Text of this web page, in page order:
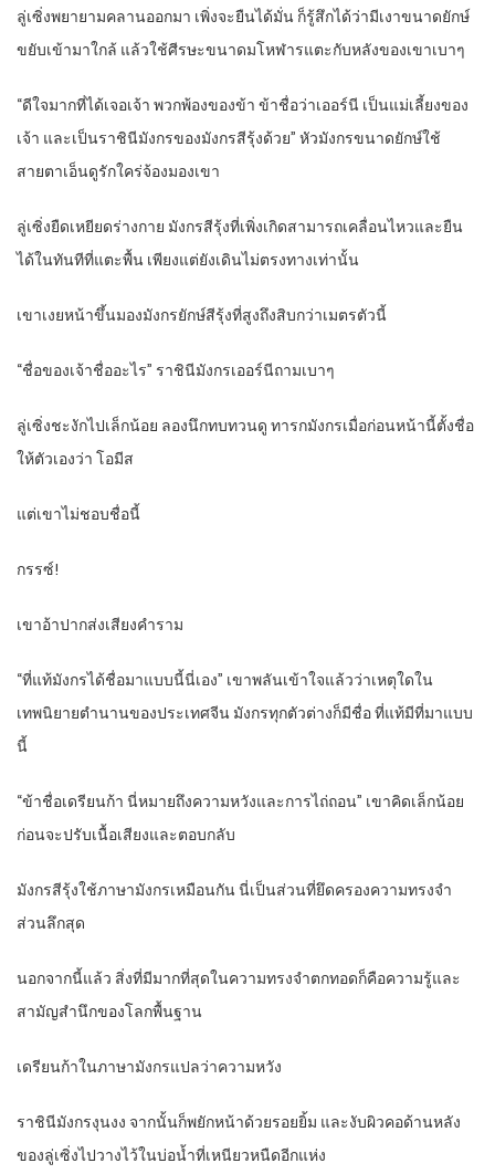
ลู่เซิ่งพยายามคลานออกมา เพิ่งจะยืนได้มั่น ก็รู้สึกได้ว่ามีเงาขนาดยักษ์
ขยับเข้ามาใกล้ แล้วใช้ศีรษะขนาดมโหฬารแตะกับหลังของเขาเบาๆ
“ดีใจมากที่ได้เจอเจ้า พวกพ้องของข้า ข้าชื่อว่าเออร์นี เป็นแม่เลี้ยงของ
เจ้า และเป็นราชินีมังกรของมังกรสีรุ้งด้วย” หัวมังกรขนาดยักษ์ใช้
สายตาเอ็นดูรักใคร่จ้องมองเขา
ลู่เซิ่งยืดเหยียดร่างกาย มังกรสีรุ้งที่เพิ่งเกิดสามารถเคลื่อนไหวและยืน
ได้ในทันทีที่แตะพื้น เพียงแต่ยังเดินไม่ตรงทางเท่านั้น
เขาเงยหน้าขึ้นมองมังกรยักษ์สีรุ้งที่สูงถึงสิบกว่าเมตรตัวนี้
“ชื่อของเจ้าชื่ออะไร” ราชินีมังกรเออร์นีถามเบาๆ
ลู่เซิ่งชะงักไปเล็กน้อย ลองนึกทบทวนดู ทารกมังกรเมื่อก่อนหน้านี้ตั้งชื่อ
ให้ตัวเองว่า โอมีส
แต่เขาไม่ชอบชื่อนี้
กรรซ์!
เขาอ้าปากส่งเสียงคำราม
“ที่แท้มังกรได้ชื่อมาแบบนี้นี่เอง” เขาพลันเข้าใจแล้วว่าเหตุใดใน
เทพนิยายตำนานของประเทศจีน มังกรทุกตัวต่างก็มีชื่อ ที่แท้มีที่มาแบบ
นี้
“ข้าชื่อเดรียนก้า นี่หมายถึงความหวังและการไถ่ถอน” เขาคิดเล็กน้อย
ก่อนจะปรับเนื้อเสียงและตอบกลับ
มังกรสีรุ้งใช้ภาษามังกรเหมือนกัน นี่เป็นส่วนที่ยึดครองความทรงจำ
ส่วนลึกสุด
นอกจากนี้แล้ว สิ่งที่มีมากที่สุดในความทรงจำตกทอดก็คือความรู้และ
สามัญสำนึกของโลกพื้นฐาน
เดรียนก้าในภาษามังกรแปลว่าความหวัง
ราชินีมังกรงุนงง จากนั้นก็พยักหน้าด้วยรอยยิ้ม และงับผิวคอด้านหลัง
ของลู่เซิ่งไปวางไว้ในบ่อน้ำที่เหนียวหนืดอีกแห่ง